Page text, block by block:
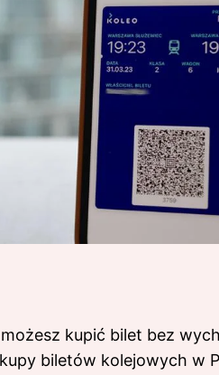
kupić bilet bez
biletów kolejowych w